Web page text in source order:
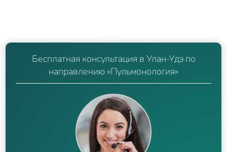
Бесплатная консультация в Улан-Удэ по
направлению «Пульмонология»